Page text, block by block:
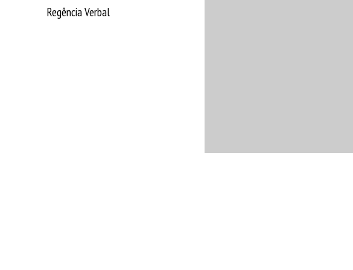
Regência Verbal